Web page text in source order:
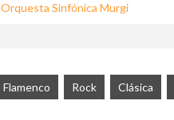
Orquesta Sinfónica Murgi
Flamenco Rock Clásica